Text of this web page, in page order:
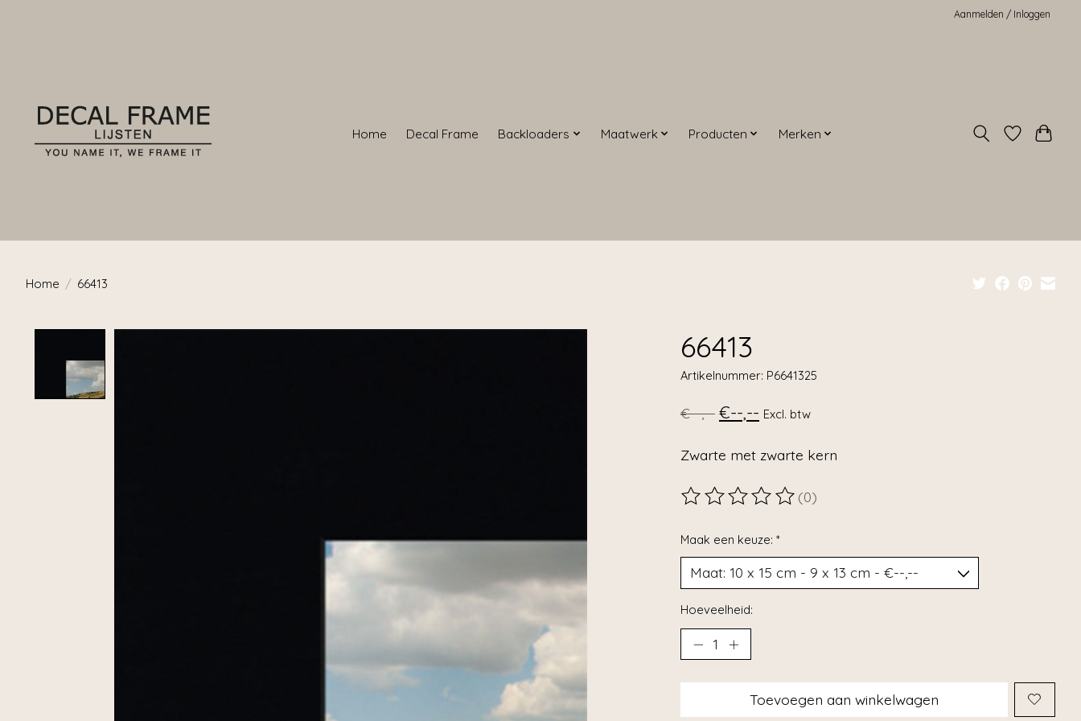
Aanmelden / Inloggen
Home Decal Frame Backloaders Maatwerk Producten Merken
Home / 66413
66413
Artikelnummer: P6641325
€--,-- €--,-- Excl. btw
Zwarte met zwarte kern
De beoordeling van dit product is
(0)
Maak een keuze: *
Hoeveelheid:
Toevoegen aan winkelwagen